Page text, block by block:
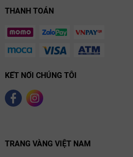
THANH TOÁN
KẾT NỐI CHÚNG TÔI
TRANG VÀNG VIỆT NAM